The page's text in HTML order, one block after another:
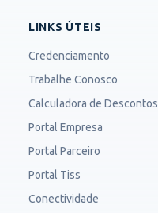
LINKS ÚTEIS
Credenciamento
Trabalhe Conosco
Calculadora de Descontos
Portal Empresa
Portal Parceiro
Portal Tiss
Conectividade